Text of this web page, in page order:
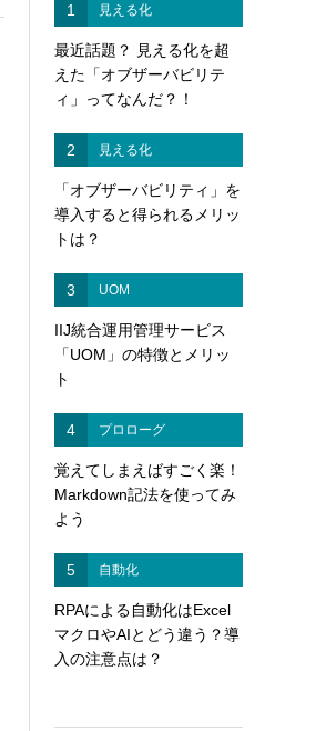
1 見える化
最近話題？ 見える化を超
えた「オブザーバビリテ
ィ」ってなんだ？！
2 見える化
「オブザーバビリティ」を
導入すると得られるメリッ
トは？
3 UOM
IIJ統合運用管理サービス
「UOM」の特徴とメリッ
ト
4 プロローグ
覚えてしまえばすごく楽！
Markdown記法を使ってみ
よう
5 自動化
RPAによる自動化はExcel
マクロやAIとどう違う？導
入の注意点は？